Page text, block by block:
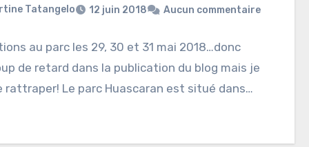
Tatangelo 12 juin 2018 Aucun commentaire
au parc les 29, 30 et 31 mai 2018…donc
de retard dans la publication du blog mais je
rattraper! Le parc Huascaran est situé dans…